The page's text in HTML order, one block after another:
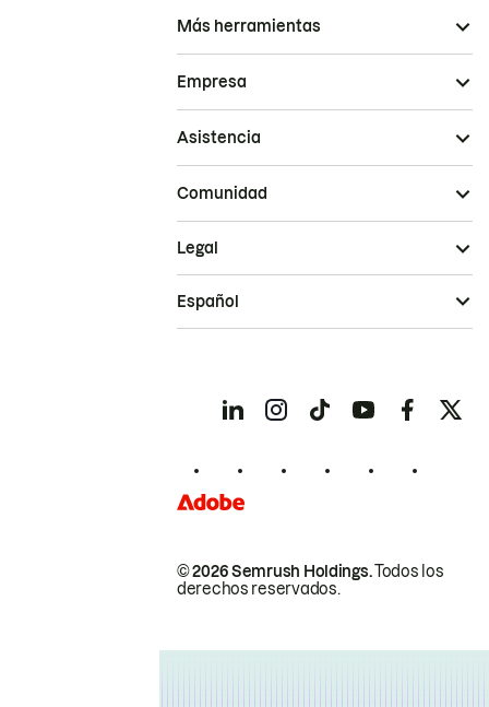
Más herramientas
Empresa
Asistencia
Comunidad
© 2026 Semrush Holdings.Todos los
derechos reservados.
Legal
Español